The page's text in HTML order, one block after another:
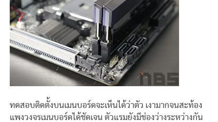
ทดสอบติดตั้งบนเมนบอร์ดจะเห็นได้ว่าตัว เงามากจนสะท้อง
แพงวงจรเมนบอร์ดได้ชัดเจน ตัวแรมยังมีช่องว่างระหว่างกัน